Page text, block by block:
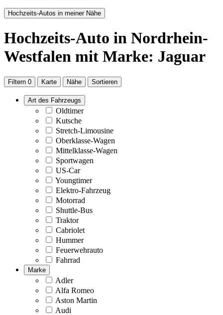
Hochzeits-Autos in meiner Nähe
Hochzeits-Auto in Nordrhein-
Westfalen mit Marke: Jaguar
Filtern 0 Karte Nähe Sortieren
Art des Fahrzeugs
Oldtimer
Kutsche
Stretch-Limousine
Oberklasse-Wagen
Mittelklasse-Wagen
Sportwagen
US-Car
Youngtimer
Elektro-Fahrzeug
Motorrad
Shuttle-Bus
Traktor
Cabriolet
Hummer
Feuerwehrauto
Fahrrad
Marke
Adler
Alfa Romeo
Aston Martin
Audi